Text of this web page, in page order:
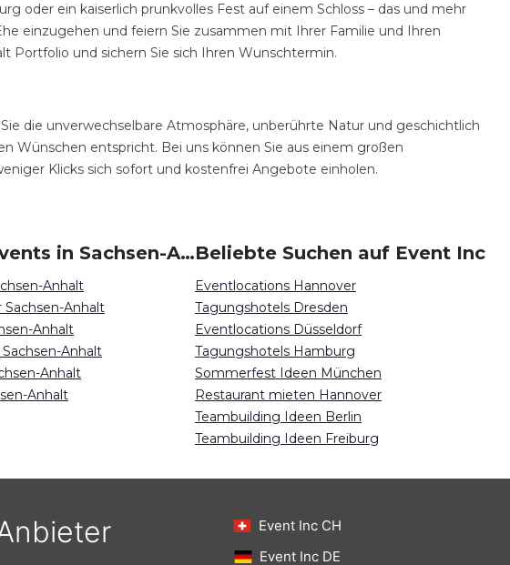
oder ein kaiserlich prunkvolles Fest auf einem Schloss – das und mehr
einzugehen und feiern Sie zusammen mit Ihrer Familie und Ihren
Portfolio und sichern Sie sich Ihren Wunschtermin.
die unverwechselbare Atmosphäre, unberührte Natur und geschichtlich
Wünschen entspricht. Bei uns können Sie aus einem großen
Klicks sich sofort und kostenfrei Angebote einholen.
Beliebte Events in Sachsen-Anhalt
Anhalt
Anhalt
Anhalt
Anhalt
Anhalt
Anhalt
Beliebte Suchen auf Event Inc
Eventlocations Hannover
Tagungshotels Dresden
Eventlocations Düsseldorf
Tagungshotels Hamburg
Sommerfest Ideen München
Restaurant mieten Hannover
Teambuilding Ideen Berlin
Teambuilding Ideen Freiburg
Event Inc CH
Event Inc DE